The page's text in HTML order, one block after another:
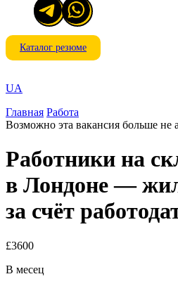
Каталог резюме
UA
Главная Работа
Возможно эта вакансия больше не
Работники на
в Лондоне —
за счёт
£3600
В месец